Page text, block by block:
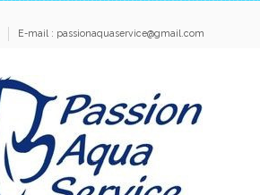
E-mail : passionaquaservice@gmail.com